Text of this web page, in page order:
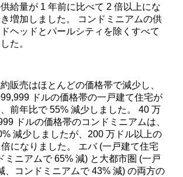
給量が 1 年前に比べて 2 倍以上にな
増加しました。 コンドミニアムの供
ヘッドとパールシティを除くすべて
た。
販売はほとんどの価格帯で減少し、
ドルの価格帯の一戸建て住宅が
前年比で55% 減少しました。 40 万
ドルの価格帯のコンドミニアムは、
減少しましたが、 200 万ドル以上の
倍になりました。 エバ(一戸建て住宅
ミニアムで65% 減) と大都市圏 (一戸
、コンドミニアムで43% 減) の両方の